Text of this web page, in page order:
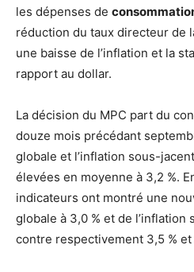
les dépenses de
réduction du taux directeur de
une baisse de l’inflation et la
rapport au dollar.
La décision du MPC part du
douze mois précédant
globale et l’inflation sous-
élevées en moyenne à 3,2 %.
indicateurs ont montré une
globale à 3,0 % et de l’inflation
contre respectivement 3,5 % et